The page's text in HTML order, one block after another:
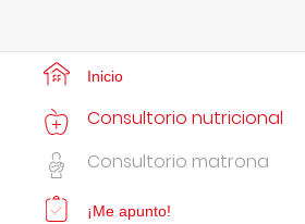
Inicio
Consultorio nutricional
Consultorio matrona
¡Me apunto!